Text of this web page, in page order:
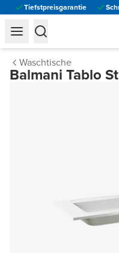
Tiefstpreisgarantie
Waschtische
Balmani Tablo